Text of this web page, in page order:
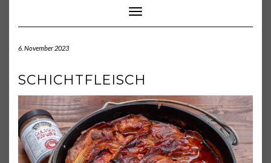
Toggle Navigation
6. November 2023
SCHICHTFLEISCH